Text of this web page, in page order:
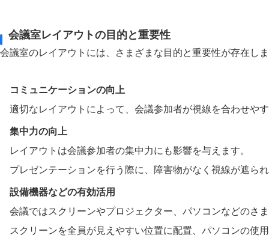
会議室レイアウトの目的と重要性
会議室のレイアウトには、さまざまな目的と重要性が存在し
コミュニケーションの向上
適切なレイアウトによって、会議参加者が視線を合わせや
集中力の向上
レイアウトは会議参加者の集中力にも影響を与えます。
プレゼンテーションを行う際に、障害物がなく視線が遮ら
設備機器などの有効活用
会議ではスクリーンやプロジェクター、パソコンなどのさ
スクリーンを全員が見えやすい位置に配置、パソコンの使